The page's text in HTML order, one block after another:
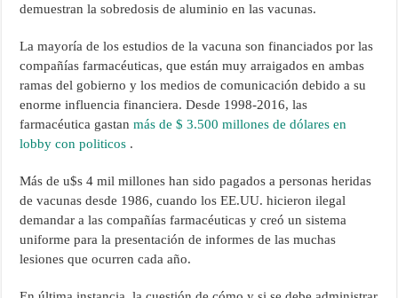
demuestran la sobredosis de aluminio en las vacunas.
La mayoría de los estudios de la vacuna son financiados por las
compañías farmacéuticas, que están muy arraigados en ambas
ramas del gobierno y los medios de comunicación debido a su
enorme influencia financiera. Desde 1998-2016, las
farmacéutica gastanmás de $ 3.500 millones de dólares en
lobby con politicos .
Más de u$s 4 mil millones han sido pagados a personas heridas
de vacunas desde 1986, cuando los EE.UU. hicieron ilegal
demandar a las compañías farmacéuticas y creó un sistema
uniforme para la presentación de informes de las muchas
lesiones que ocurren cada año.